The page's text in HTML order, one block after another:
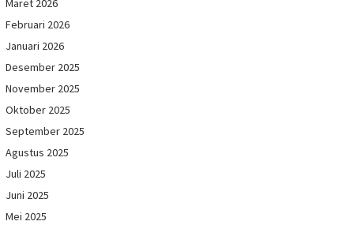
Maret 2026
Februari 2026
Januari 2026
Desember 2025
November 2025
Oktober 2025
September 2025
Agustus 2025
Juli 2025
Juni 2025
Mei 2025